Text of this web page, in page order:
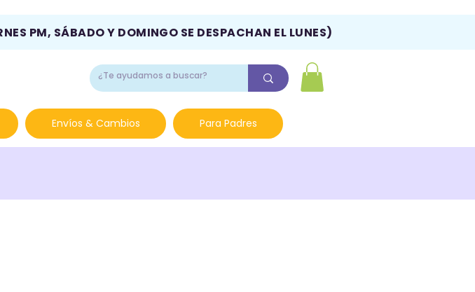
PM, SÁBADO Y DOMINGO SE DESPACHAN EL LUNES)
Envíos & Cambios Para Padres